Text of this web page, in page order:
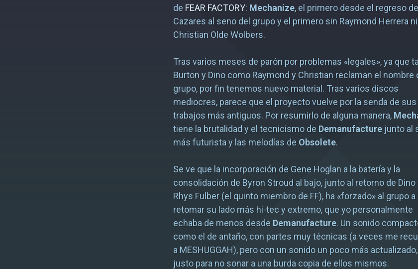
de FEAR FACTORY: Mechanize, el primero desde el regreso
Cazares al seno del grupo y el primero sin Raymond Herrera ni
Christian Olde Wolbers.
Tras varios meses de parón por problemas «legales», ya que
Burton y Dino como Raymond y Christian reclaman el nombre
grupo, por fin tenemos nuevo material. Tras varios discos
mediocres, parece que el proyecto vuelve por la senda de sus
trabajos más antiguos. Por resumirlo de alguna manera,
tiene la brutalidad y el tecnicismo de Demanufacturejunto al
más futurista y las melodías de Obsolete.
Se ve que la incorporación de Gene Hoglan a la batería y la
consolidación de Byron Stroud al bajo, junto al retorno de Dino
Rhys Fulber (el quinto miembro de FF), ha «forzado» al grupo a
retomar su lado más hi-tec y extremo, que yo personalmente
echaba de menos desde Demanufacture. Un sonido
como el de antaño, con partes muy técnicas (a veces me
a MESHUGGAH), pero con un sonido un poco más
justo para no sonar a una burda copia de ellos mismos.